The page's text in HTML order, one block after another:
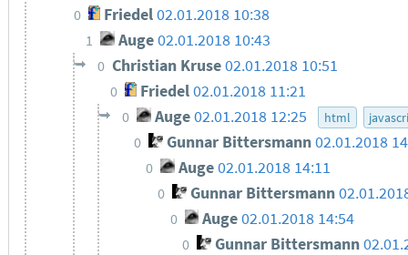
0 Friedel02.01.2018 10:38
1 Auge02.01.2018 10:43
0 Christian Kruse02.01.2018 10:51
0 Friedel02.01.2018 11:21
0 Auge 02.01.2018 12:25 html
0 Gunnar Bittersmann02.01.2018
0 Auge02.01.2018 14:11
0 Gunnar Bittersmann
0 Auge02.01.2018 14:54
0 Gunnar Bittersmann